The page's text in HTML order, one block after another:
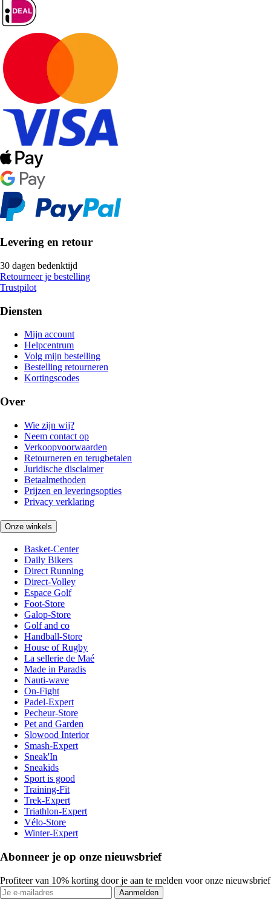
Levering en retour
30 dagen bedenktijd
Retourneer je bestelling
Trustpilot
Diensten
Mijn account
Helpcentrum
Volg mijn bestelling
Bestelling retourneren
Kortingscodes
Over
Wie zijn wij?
Neem contact op
Verkoopvoorwaarden
Retourneren en terugbetalen
Juridische disclaimer
Betaalmethoden
Prijzen en leveringsopties
Privacy verklaring
Onze winkels
Basket-Center
Daily Bikers
Direct Running
Direct-Volley
Espace Golf
Foot-Store
Galop-Store
Golf and co
Handball-Store
House of Rugby
La sellerie de Maé
Made in Paradis
Nauti-wave
On-Fight
Padel-Expert
Pecheur-Store
Pet and Garden
Slowood Interior
Smash-Expert
Sneak'In
Sneakids
Sport is good
Training-Fit
Trek-Expert
Triathlon-Expert
Vélo-Store
Winter-Expert
Abonneer je op onze nieuwsbrief
Profiteer van 10% korting door je aan te melden voor onze nieuwsbrief
Aanmelden